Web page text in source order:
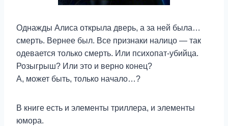
Однажды Алиса открыла дверь, а за ней была…
смерть. Вернее был. Все признаки налицо — так
одевается только смерть. Или психопат-убийца.
Розыгрыш? Или это и верно конец?
А, может быть, только начало…?
В книге есть и элементы триллера, и элементы
юмора.